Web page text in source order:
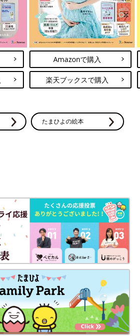
Amazonで購入
楽天ブックスで購入
たまひよの絵本